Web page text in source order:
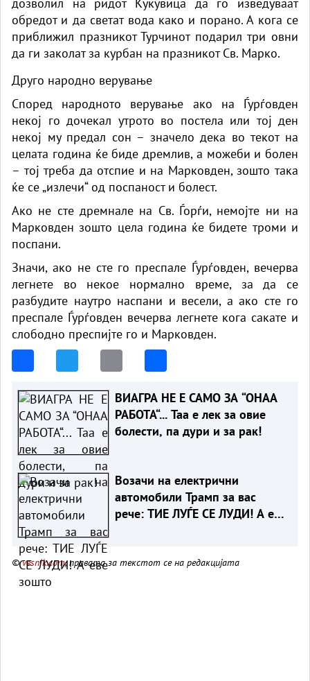
обредот и да светат вода како и порано. А кога се
приближил празникот Турчинот подарил три овни
да ги заколат за курбан на празникот Св. Марко.
Друго народно верување
Според народното верување ако на Ѓурѓовден
некој го дочекал утрото во постела или тој ден
некој му предал сон – значело дека во текот на
целата година ќе биде дремлив, а можеби и болен
– тој треба да отспие и на Марковден, зошто така
ќе се „излечи“ од поспаност и болест.
Ако не сте дремнале на Св. Ѓорѓи, немојте ни на
Марковден зошто цела година ќе бидете троми и
поспани.
Значи, ако не сте го преспале Ѓурѓовден, вечерва
легнете во некое нормално време, за да се
разбудите наутро наспани и весели, а ако сте го
преспале Ѓурѓовден вечерва легнете кога сакате и
слободно преспијте го и Марковден.
ok
Lin
k
ВИАГРА НЕ Е САМО ЗА “ОНАА
РАБОТА“... Таа е лек за овие
болести, па дури и за рак!
Возачи на електрични
автомобили Трамп за вас
рече: ТИЕ ЛУЃЕ СЕ ЛУДИ! А еве
©vesnik.com, правата за текстот се на редакцијата